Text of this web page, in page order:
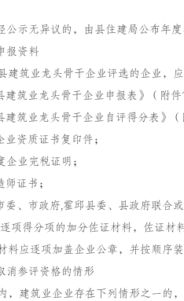
公示无异议的，由县住建局公布年
报资料
建筑业龙头骨干企业评选的企业，应
建筑业龙头骨干企业申报表》（附件1
建筑业龙头骨干企业自评得分表》（
业资质证书复印件；
企业完税证明；
证书；
委、市政府,霍邱县委、县政府联合
项得分项的加分佐证材料，佐证材
料应逐项加盖企业公章，并按顺序
参评资格的情形
，建筑业企业存在下列情形之一的，